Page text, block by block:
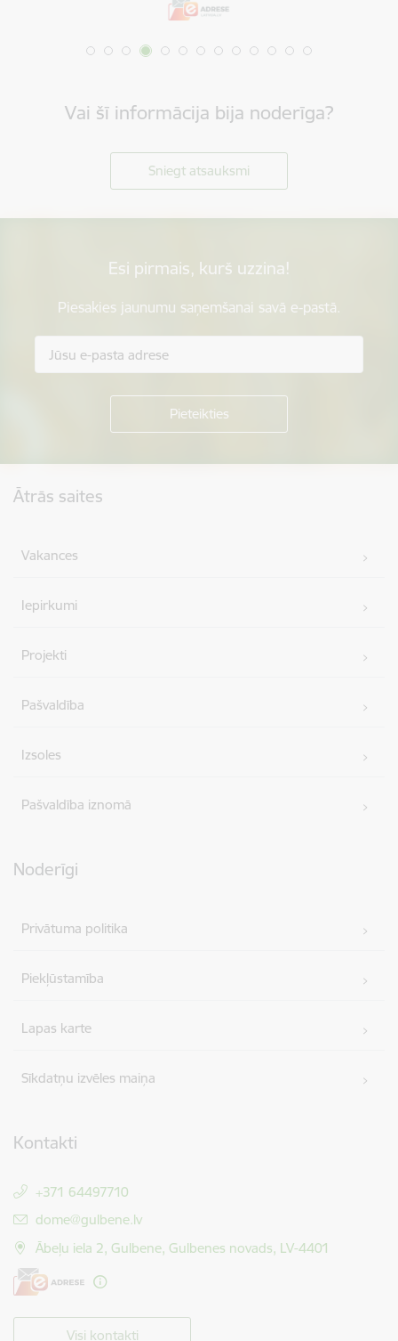
Vai šī informācija bija noderīga?
Sniegt atsauksmi
Esi pirmais, kurš uzzina!
Piesakies jaunumu saņemšanai savā e-pastā.
Ātrās saites
Vakances
Iepirkumi
Projekti
Pašvaldība
Izsoles
Pašvaldība iznomā
Noderīgi
Privātuma politika
Piekļūstamība
Lapas karte
Sīkdatņu izvēles maiņa
Kontakti
+371 64497710
E-pasts:
dome@gulbene.lv
Ābeļu iela 2, Gulbene, Gulbenes novads, LV-4401
Visi kontakti